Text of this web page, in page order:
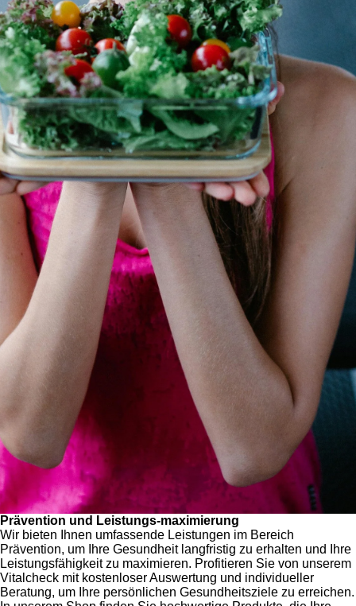
Prävention und Leistungs-maximierung
Wir bieten Ihnen umfassende Leistungen im Bereich
Prävention, um Ihre Gesundheit langfristig zu erhalten und Ihre
Leistungsfähigkeit zu maximieren. Profitieren Sie von unserem
Vitalcheck mit kostenloser Auswertung und individueller
Beratung, um Ihre persönlichen Gesundheitsziele zu erreichen.